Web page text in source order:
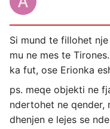
Si mund te fillohet
mu ne mes te
ka fut, ose Erionka
ps. meqe objekti ne
ndertohet ne qender,
dhenjen e lejes se